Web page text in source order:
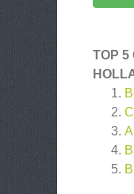
TOP 5